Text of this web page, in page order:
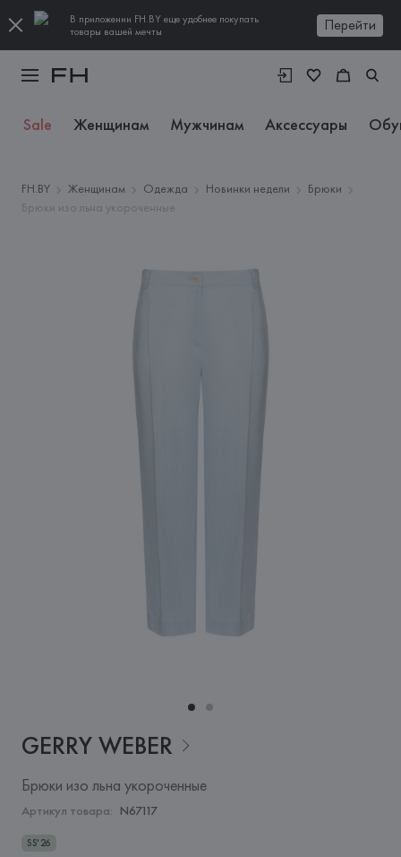
В приложении FH.BY еще удобнее покупать
товары вашей мечты
Перейти
Sale Женщинам Мужчинам Аксессуары
FH.BY Женщинам Одежда Новинки недели
Брюки
Брюки изо льна укороченные
GERRY WEBER
Брюки изо льна укороченные
Артикул товара: N67117
SS'26